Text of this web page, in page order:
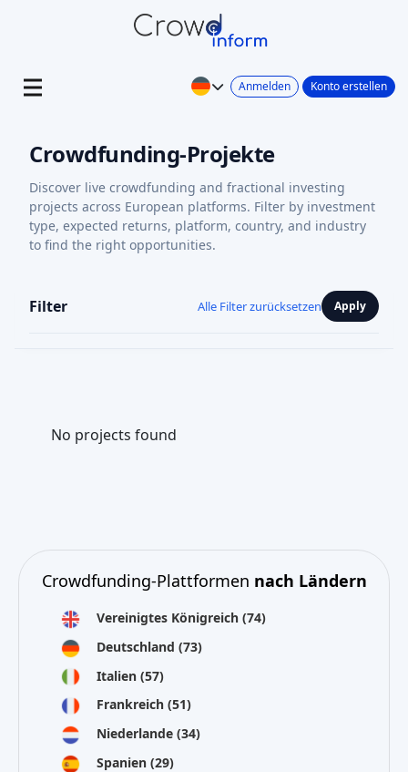
Anmelden Konto erstellen
Crowdfunding-Projekte
Discover live crowdfunding and fractional investing
projects across European platforms. Filter by investment
type, expected returns, platform, country, and industry
to find the right opportunities.
Filter Alle Filter zurücksetzen Apply
No projects found
Crowdfunding-Plattformen nach Ländern
Vereinigtes Königreich (74)
Deutschland (73)
Italien (57)
Frankreich (51)
Niederlande (34)
Spanien (29)